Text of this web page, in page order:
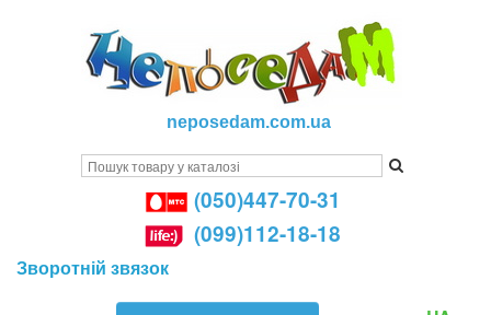
neposedam.com.ua
(050)447-70-31
(099)112-18-18
Зворотній звязок